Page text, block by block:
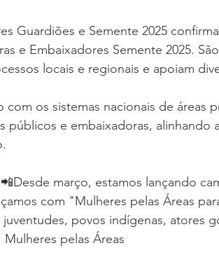
Guardiões e Semente 2025
e Embaixadores Semente 2025.
locais e regionais e apoiam
os sistemas nacionais de áreas
e embaixadoras, alinhando
março, estamos lançando
com "Mulheres pelas Áreas
povos indígenas, atores
pelas Áreas